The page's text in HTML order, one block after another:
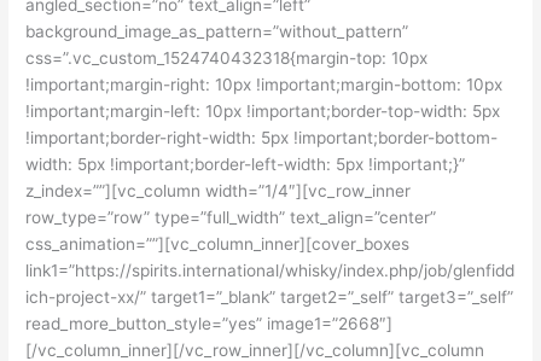
angled_section=”no” text_align=”left”
background_image_as_pattern=”without_pattern”
css=”.vc_custom_1524740432318{margin-top: 10px
!important;margin-right: 10px !important;margin-bottom: 10px
!important;margin-left: 10px !important;border-top-width: 5px
!important;border-right-width: 5px !important;border-bottom-
width: 5px !important;border-left-width: 5px !important;}”
z_index=””][vc_column width=”1/4″][vc_row_inner
row_type=”row” type=”full_width” text_align=”center”
css_animation=””][vc_column_inner][cover_boxes
link1=”https://spirits.international/whisky/index.php/job/glenfidd
ich-project-xx/” target1=”_blank” target2=”_self” target3=”_self”
read_more_button_style=”yes” image1=”2668″]
[/vc_column_inner][/vc_row_inner][/vc_column][vc_column